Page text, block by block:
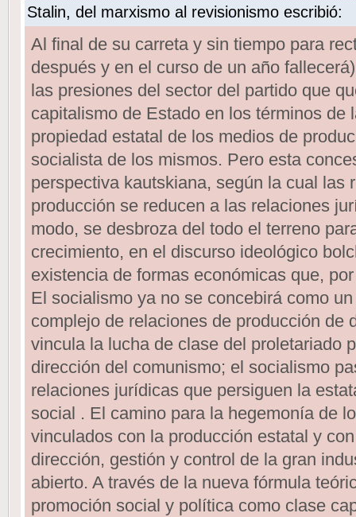
Stalin, del marxismo al revisionismo escribió:
Al final de su carreta y sin tiempo para
después y en el curso de un año
las presiones del sector del partido que
capitalismo de Estado en los términos de
propiedad estatal de los medios de
socialista de los mismos. Pero esta
perspectiva kautskiana, según la cual las
producción se reducen a las relaciones
modo, se desbroza del todo el terreno
crecimiento, en el discurso ideológico
existencia de formas económicas que,
El socialismo ya no se concebirá como
complejo de relaciones de producción de
vincula la lucha de clase del proletariado
dirección del comunismo; el socialismo
relaciones jurídicas que persiguen la
social . El camino para la hegemonía de
vinculados con la producción estatal y
dirección, gestión y control de la gran
abierto. A través de la nueva fórmula
promoción social y política como clase